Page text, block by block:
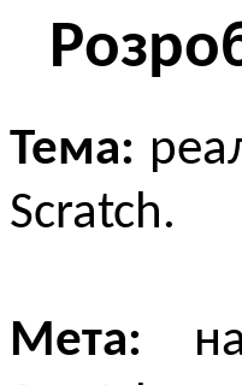
Тема:
Scratch.
Мета: